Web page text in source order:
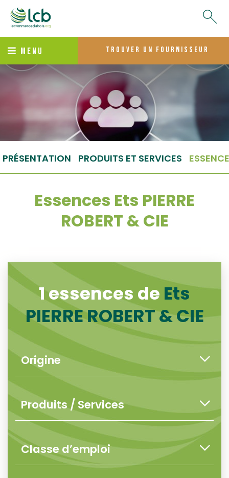
MENU trouver un fournisseur
PRÉSENTATION PRODUITS ET SERVICES
Essences Ets PIERRE
ROBERT & CIE
1 essences de Ets
PIERRE ROBERT & CIE